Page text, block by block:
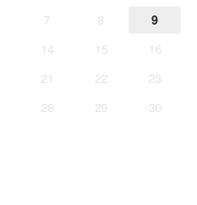
7 8
9
14 15
16
21 22
23
28 29
30